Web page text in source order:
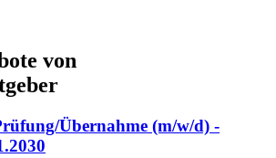
von
Übernahme (m/w/d) -